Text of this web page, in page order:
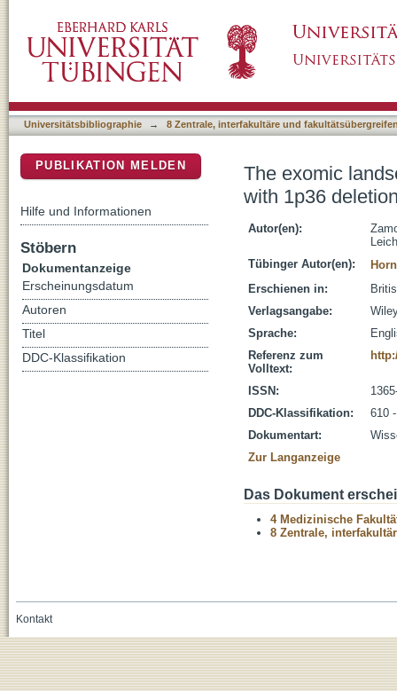
Universitätsbibliographie → 8 Zentrale, interfakultäre und
The exomic
with 1p36
Autor(en):
Tübinger Autor(en):
Erschienen in:
Verlagsangabe:
Sprache:
Referenz zum
Volltext:
ISSN:
DDC-Klassifikation:
610
Dokumentart:
Zur Langanzeige
Das Dokument
4 Medizinische
8 Zentrale,
PUBLIKATION MELDEN
Hilfe und Informationen
Stöbern
Dokumentanzeige
Erscheinungsdatum
Autoren
Titel
DDC-Klassifikation
Kontakt